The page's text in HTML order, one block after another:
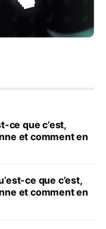
ce que c’est,
et comment en
ce que c’est,
et comment en